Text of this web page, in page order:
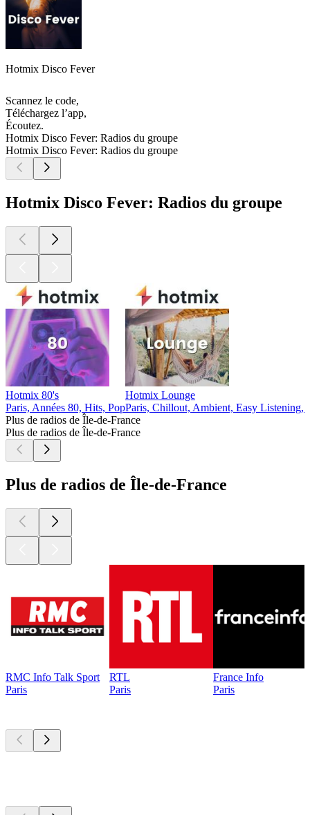
Hotmix Disco Fever
Scannez le code,
Téléchargez l’app,
Écoutez.
Hotmix Disco Fever: Radios du groupe
Hotmix Disco Fever: Radios du groupe
Hotmix Disco Fever: Radios du groupe
Hotmix 80's
Paris, Années 80, Hits, Pop
Hotmix Lounge
Paris, Chillout, Ambient, Easy Listening,
Plus de radios de Île-de-France
Plus de radios de Île-de-France
Plus de radios de Île-de-France
RMC Info Talk Sport
Paris
RTL
Paris
France Info
Paris